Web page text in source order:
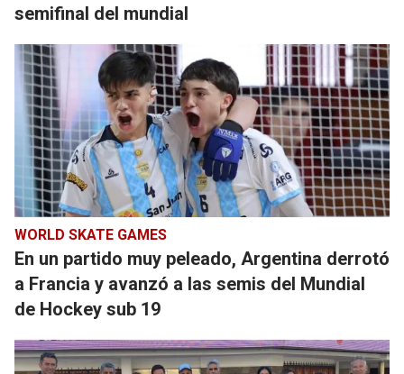
semifinal del mundial
WORLD SKATE GAMES
En un partido muy peleado, Argentina derrotó
a Francia y avanzó a las semis del Mundial
de Hockey sub 19